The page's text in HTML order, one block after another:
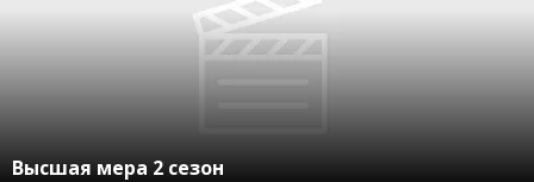
Высшая мера 2 сезон